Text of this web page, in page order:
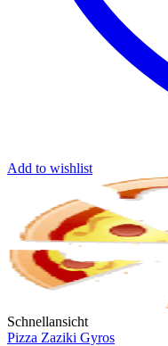
Add to wishlist
Schnellansicht
Pizza Zaziki Gyros